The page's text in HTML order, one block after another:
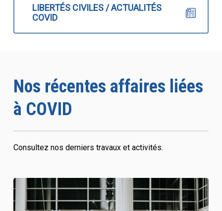
LIBERTÉS CIVILES / ACTUALITÉS
COVID
Nos récentes affaires liées
à COVID
Consultez nos derniers travaux et activités.